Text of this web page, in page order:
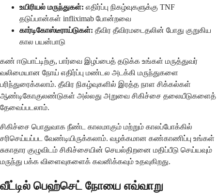
உயிரியல் மருந்துகள்: எதிர்ப்பு நிகழ்வுகளுக்கு TNF
தடுப்பான்கள் infliximab போன்றவை
கார்டிகோஸ்டீராய்டுகள்: தீவிர தீவிரமடைதலின் போது குறுகிய
கால பயன்பாடு
கண் ஈடுபாட்டிற்கு, பார்வை இழப்பைத் தடுக்க உங்கள் மருத்துவர்
வலிமையான நோய் எதிர்ப்பு மண்டல அடக்கி மருந்துகளை
பரிந்துரைக்கலாம். தீவிர நிகழ்வுகளில் இரத்த நாள சிக்கல்கள்
ஆண்டிகோகுலண்டுகள் அல்லது அறுவை சிகிச்சை தலையீடுகளைத்
தேவைப்படலாம்.
சிகிச்சை பொதுவாக நீண்ட காலமாகும் மற்றும் காலப்போக்கில்
சரிசெய்யப்பட வேண்டியிருக்கலாம். வழக்கமான கண்காணிப்பு உங்கள்
சுகாதார குழுவிடம் சிகிச்சையின் செயல்திறனை மதிப்பீடு செய்யவும்
மருந்து பக்க விளைவுகளைக் கவனிக்கவும் உதவுகிறது.
வீட்டில் பெஹ்செட் நோயை எவ்வாறு